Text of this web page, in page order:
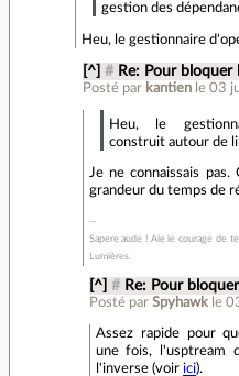
gestion des
Heu, le gestionnaire
[^] # Re: Pour bloquer
Posté par kantien le 03
Heu, le
construit autour de
Je ne connaissais
grandeur du temps de
Sapere aude ! Aie le courage de
Lumières.
[^] # Re: Pour
Posté par Spyhawk le
Assez rapide pour
une fois, l'usptream
l'inverse (voir ici).